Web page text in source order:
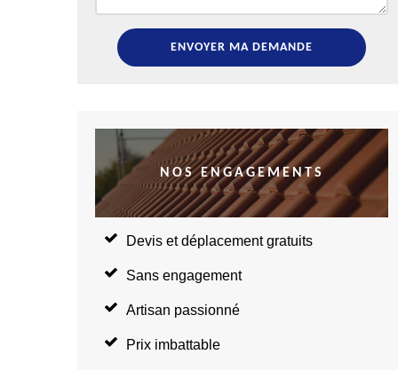
NOS ENGAGEMENTS
Devis et déplacement gratuits
Sans engagement
Artisan passionné
Prix imbattable